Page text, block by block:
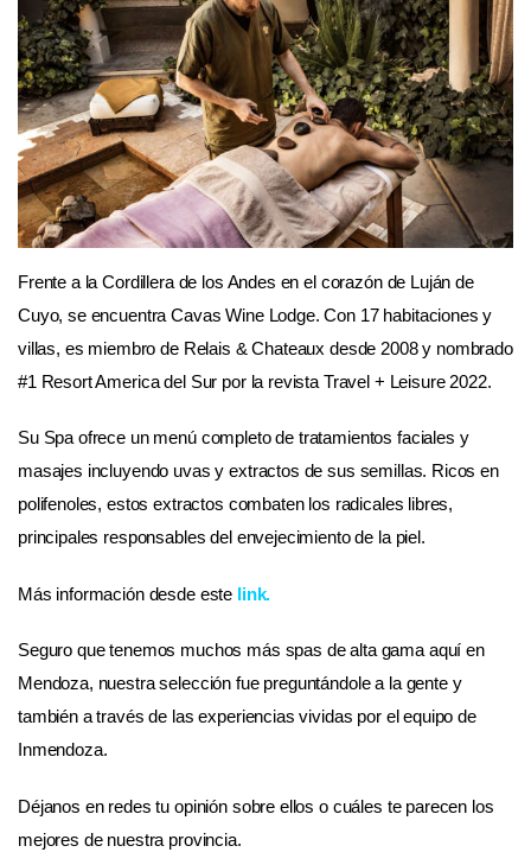
Frente a la Cordillera de los Andes en el corazón de Luján de
Cuyo, se encuentra Cavas Wine Lodge. Con 17 habitaciones y
villas, es miembro de Relais & Chateaux desde 2008 y nombrado
#1 Resort America del Sur por la revista Travel + Leisure 2022.
Su Spa ofrece un menú completo de tratamientos faciales y
masajes incluyendo uvas y extractos de sus semillas. Ricos en
polifenoles, estos extractos combaten los radicales libres,
principales responsables del envejecimiento de la piel.
Más información desde este link.
Seguro que tenemos muchos más spas de alta gama aquí en
Mendoza, nuestra selección fue preguntándole a la gente y
también a través de las experiencias vividas por el equipo de
Inmendoza.
Déjanos en redes tu opinión sobre ellos o cuáles te parecen los
mejores de nuestra provincia.